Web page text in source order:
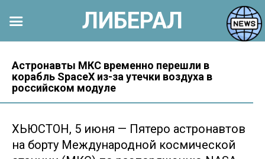
контенту
Астронавты МКС временно перешли в
корабль SpaceX из-за утечки воздуха в
российском модуле
ХЬЮСТОН, 5 июня — Пятеро астронавтов
на борту Международной космической
ЛИБЕРАЛ